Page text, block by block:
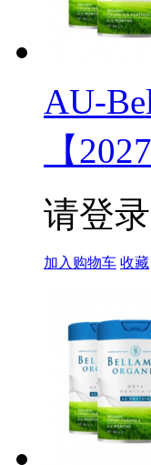
AU-
【
请登
加入购物车 收藏